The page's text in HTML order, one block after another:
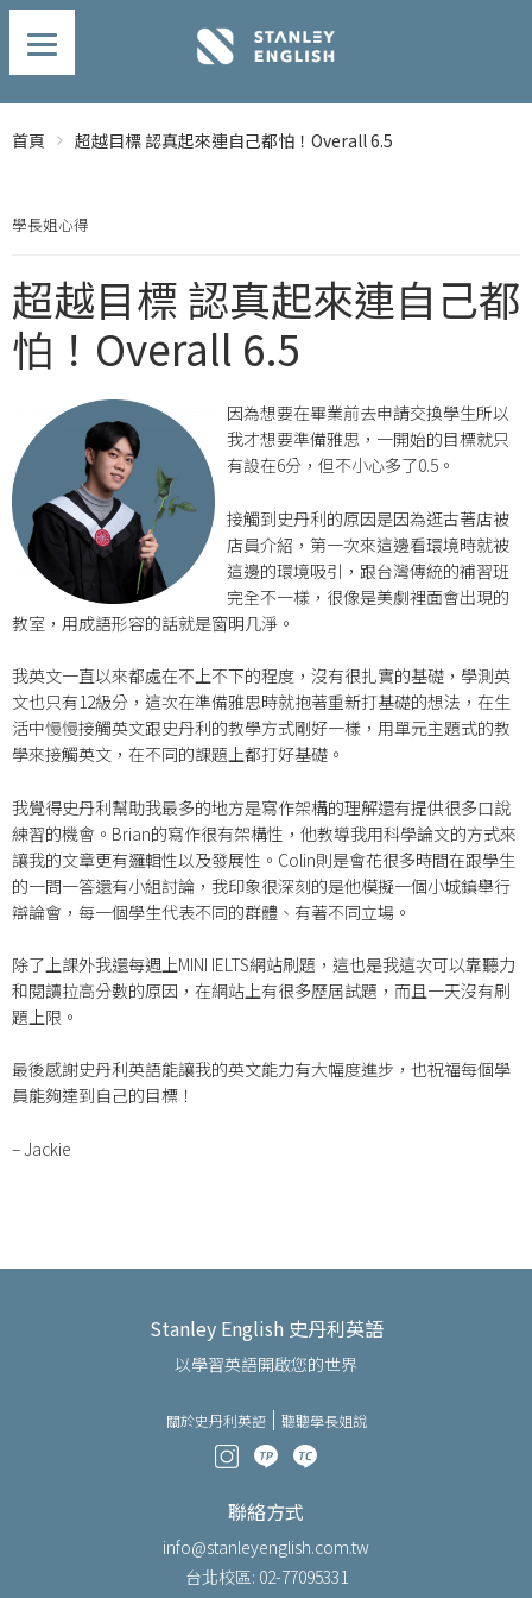
首頁 超越目標 認真起來連自己都怕！Overall 6.5
學長姐心得
超越目標 認真起來連自己都
怕！Overall 6.5
因為想要在畢業前去申請交換學生所以
我才想要準備雅思，一開始的目標就只
有設在6分，但不小心多了0.5。
接觸到史丹利的原因是因為逛古著店被
店員介紹，第一次來這邊看環境時就被
這邊的環境吸引，跟台灣傳統的補習班
完全不一樣，很像是美劇裡面會出現的
教室，用成語形容的話就是窗明几淨。
我英文一直以來都處在不上不下的程度，沒有很扎實的基礎，學測英
文也只有12級分，這次在準備雅思時就抱著重新打基礎的想法，在生
活中慢慢接觸英文跟史丹利的教學方式剛好一樣，用單元主題式的教
學來接觸英文，在不同的課題上都打好基礎。
我覺得史丹利幫助我最多的地方是寫作架構的理解還有提供很多口說
練習的機會。Brian的寫作很有架構性，他教導我用科學論文的方式來
讓我的文章更有邏輯性以及發展性。Colin則是會花很多時間在跟學生
的一問一答還有小組討論，我印象很深刻的是他模擬一個小城鎮舉行
辯論會，每一個學生代表不同的群體、有著不同立場。
除了上課外我還每週上MINI IELTS網站刷題，這也是我這次可以靠聽力
和閱讀拉高分數的原因，在網站上有很多歷屆試題，而且一天沒有刷
題上限。
最後感謝史丹利英語能讓我的英文能力有大幅度進步，也祝福每個學
員能夠達到自己的目標！
– Jackie
Stanley English 史丹利英語
以學習英語開啟您的世界
關於史丹利英語 聽聽學長姐說
聯絡方式
info@stanleyenglish.com.tw
台北校區: 02-77095331